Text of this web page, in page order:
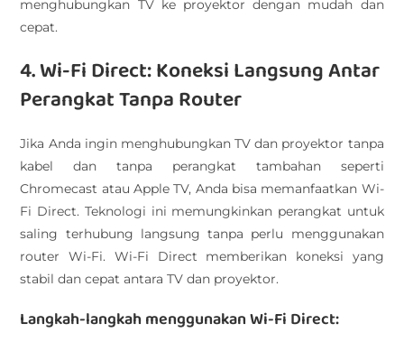
menghubungkan TV ke proyektor dengan mudah dan
cepat.
4. Wi-Fi Direct: Koneksi Langsung Antar
Perangkat Tanpa Router
Jika Anda ingin menghubungkan TV dan proyektor tanpa
kabel dan tanpa perangkat tambahan seperti
Chromecast atau Apple TV, Anda bisa memanfaatkan Wi-
Fi Direct. Teknologi ini memungkinkan perangkat untuk
saling terhubung langsung tanpa perlu menggunakan
router Wi-Fi. Wi-Fi Direct memberikan koneksi yang
stabil dan cepat antara TV dan proyektor.
Langkah-langkah menggunakan Wi-Fi Direct: